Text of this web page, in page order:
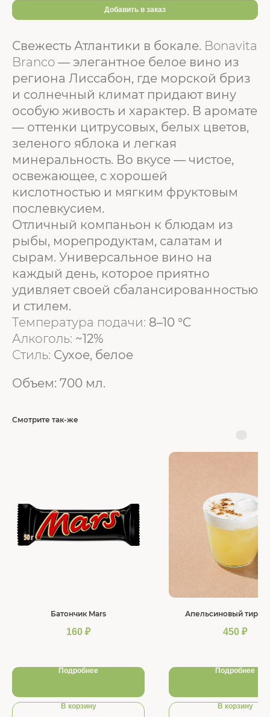
Добавить в заказ
Свежесть Атлантики в бокале. Bonavita
Branco — элегантное белое вино из
региона Лиссабон, где морской бриз
и солнечный климат придают вину
особую живость и характер. В аромате
— оттенки цитрусовых, белых цветов,
зеленого яблока и легкая
минеральность. Во вкусе — чистое,
освежающее, с хорошей
кислотностью и мягким фруктовым
послевкусием.
Отличный компаньон к блюдам из
рыбы, морепродуктам, салатам и
сырам. Универсальное вино на
каждый день, которое приятно
удивляет своей сбалансированностью
и стилем.
Температура подачи: 8–10 °C
Алкоголь: ~12%
Стиль: Сухое, белое
Объем: 700 мл.
Смотрите так-же
Батончик Mars
160 ₽
Подробнее
В корзину
Апельсиновый
450 ₽
Подробнее
В корзину